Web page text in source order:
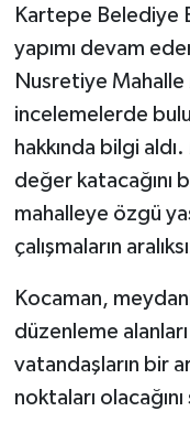
Kartepe Belediye
yapımı devam
Nusretiye
incelemelerde
hakkında bilgi
değer katacağını
mahalleye özgü
çalışmaların
Kocaman,
düzenleme
vatandaşların bir
noktaları